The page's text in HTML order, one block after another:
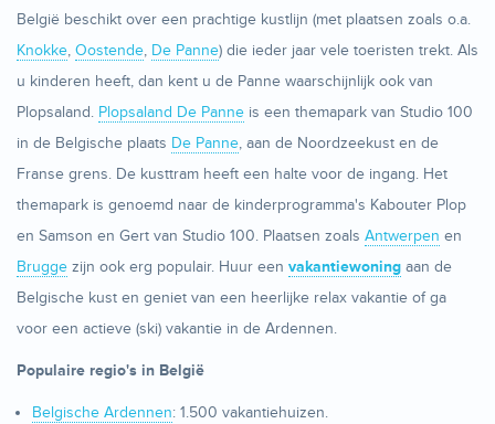
België beschikt over een prachtige kustlijn (met plaatsen zoals o.a.
Knokke, Oostende, De Panne) die ieder jaar vele toeristen trekt. Als
u kinderen heeft, dan kent u de Panne waarschijnlijk ook van
Plopsaland. Plopsaland De Panne is een themapark van Studio 100
in de Belgische plaats De Panne, aan de Noordzeekust en de
Franse grens. De kusttram heeft een halte voor de ingang. Het
themapark is genoemd naar de kinderprogramma's Kabouter Plop
en Samson en Gert van Studio 100. Plaatsen zoals Antwerpen en
Brugge zijn ook erg populair. Huur een vakantiewoning aan de
Belgische kust en geniet van een heerlijke relax vakantie of ga
voor een actieve (ski) vakantie in de Ardennen.
Populaire regio's in België
Belgische Ardennen: 1.500 vakantiehuizen.